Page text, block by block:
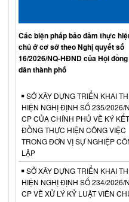
Các biện pháp bảo đảm thực
chủ ở cơ sở theo Nghị quyết số
16/2026/NQ-HĐND của Hội
dân thành phố
SỞ XÂY DỰNG TRIỂN KHAI
HIỆN NGHỊ ĐỊNH SỐ 235/2026/
CP CỦA CHÍNH PHỦ VỀ KÝ
ĐỒNG THỰC HIỆN CÔNG VIỆC
TRONG ĐƠN VỊ SỰ NGHIỆP
LẬP
SỞ XÂY DỰNG TRIỂN KHAI
HIỆN NGHỊ ĐỊNH SỐ 234/2026/
CP VỀ XỬ LÝ KỶ LUẬT VIÊN